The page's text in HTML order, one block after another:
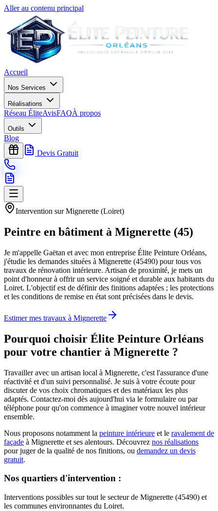
Aller au contenu principal
Accueil
Nos Services
Réalisations
Réseau ÉliteAvisFAQÀ propos
Outils
Blog
Devis Gratuit
Intervention surMignerette (Loiret)
Peintre en bâtiment à Mignerette (45)
Je m'appelle Gaëtan et avec mon entreprise Élite Peinture Orléans,
j'étudie les demandes situées à Mignerette (45490) pour tous vos
travaux de rénovation intérieure. Artisan de proximité, je mets un
point d'honneur à offrir un service soigné et durable aux habitants du
Loiret. L'objectif est de définir des finitions adaptées ; les protections
et les conditions de remise en état sont précisées dans le devis.
Estimer mes travaux à Mignerette
Pourquoi choisir Élite Peinture Orléans
pour votre chantier à Mignerette ?
Travailler avec un artisan local à Mignerette, c'est l'assurance d'une
réactivité et d'un suivi personnalisé. Je suis à votre écoute pour
discuter de vos choix chromatiques et des matériaux les plus
adaptés. Contactez-moi dès aujourd'hui via le formulaire ou par
téléphone pour qu'on commence à imaginer votre nouvel intérieur
ensemble.
Nous proposons notamment la peinture intérieure et le ravalement de
façade à Mignerette et ses alentours. Découvrez nos réalisations
pour juger de la qualité de nos finitions, ou demandez un devis
gratuit.
Nos quartiers d'intervention :
Interventions possibles sur tout le secteur de Mignerette (45490) et
les communes environnantes du Loiret.